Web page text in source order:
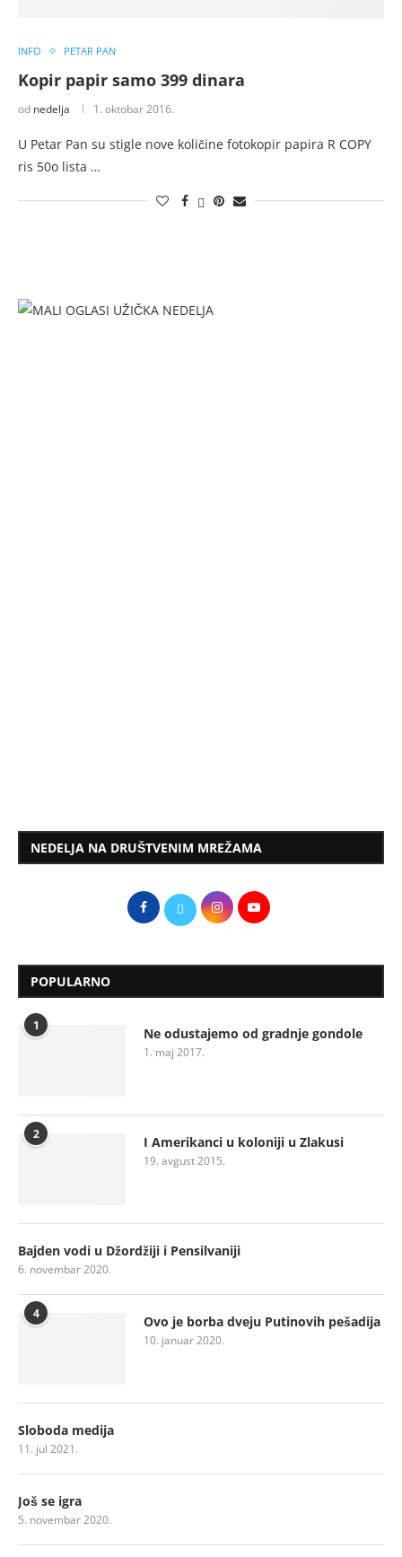
INFO PETAR PAN
Kopir papir samo 399 dinara
od nedelja 1. oktobar 2016.
U Petar Pan su stigle nove količine fotokopir papira R COPY
ris 50o lista …
NEDELJA NA DRUŠTVENIM MREŽAMA
POPULARNO
1 Ne odustajemo od gradnje gondole
1. maj 2017.
2 I Amerikanci u koloniji u Zlakusi
19. avgust 2015.
Bajden vodi u Džordžiji i Pensilvaniji
6. novembar 2020.
4 Ovo je borba dveju Putinovih pešadija
10. januar 2020.
Sloboda medija
11. jul 2021.
Još se igra
5. novembar 2020.